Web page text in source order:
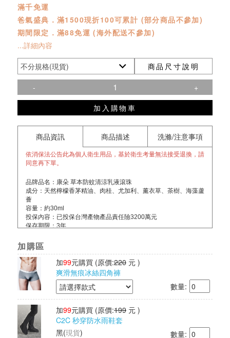
滿千免運
爸氣盛典．滿1500現折100可累計 (部分商品不參加)
期間限定．滿88免運 (海外配送不參加)
...詳細內容
商品尺寸說明
-
+
加入購物車
商品資訊 商品描述 洗滌/注意事項
依消保法公告此為個人衛生用品，基於衛生考量無法接受退換，請
同意再下單。
品牌品名：康朵 草本防蚊清涼乳液滾珠
成分：天然檸檬香茅精油、肉桂、尤加利、薰衣草、茶樹、海藻蘆
薈
容量：約30ml
投保內容：已投保台灣產物產品責任險3200萬元
保存期限：3年
加購區
加99元購買 (原價:220 元 )
爽滑無痕冰絲四角褲
數量:
加99元購買 (原價:199 元 )
C2C 秒穿防水雨鞋套
黑(現貨) 數量: